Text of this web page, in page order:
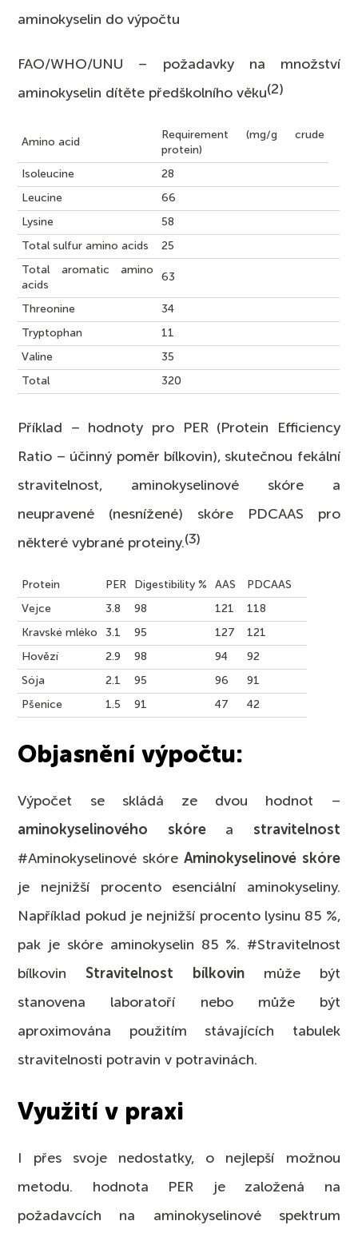
aminokyselin do výpočtu
FAO/WHO/UNU – požadavky na množství
aminokyselin dítěte předškolního věku(2)
Amino acid
Requirement (mg/g crude
protein)
Isoleucine 28
Leucine 66
Lysine 58
Total sulfur amino acids 25
Total aromatic amino
acids
63
Threonine 34
Tryptophan 11
Valine 35
Total 320
Příklad – hodnoty pro PER (Protein Efficiency
Ratio – účinný poměr bílkovin), skutečnou fekální
stravitelnost, aminokyselinové skóre a
neupravené (nesnížené) skóre PDCAAS pro
některé vybrané proteiny.(3)
Protein PER Digestibility % AAS PDCAAS
Vejce 3.8 98 121 118
Kravské mléko 3.1 95 127 121
Hovězí 2.9 98 94 92
Sója 2.1 95 96 91
Pšenice 1.5 91 47 42
Objasnění výpočtu:
Výpočet se skládá ze dvou hodnot –
aminokyselinového skórea stravitelnost
#Aminokyselinové skóre Aminokyselinové skóre
je nejnižší procento esenciální aminokyseliny.
Například pokud je nejnižší procento lysinu 85 %,
pak je skóre aminokyselin 85 %. #Stravitelnost
bílkovin Stravitelnost bílkovin může být
stanovena laboratoří nebo může být
aproximována použitím stávajících tabulek
stravitelnosti potravin v potravinách.
Využití v praxi
I přes svoje nedostatky, o nejlepší možnou
metodu. hodnota PER je založená na
požadavcích na aminokyselinové spektrum